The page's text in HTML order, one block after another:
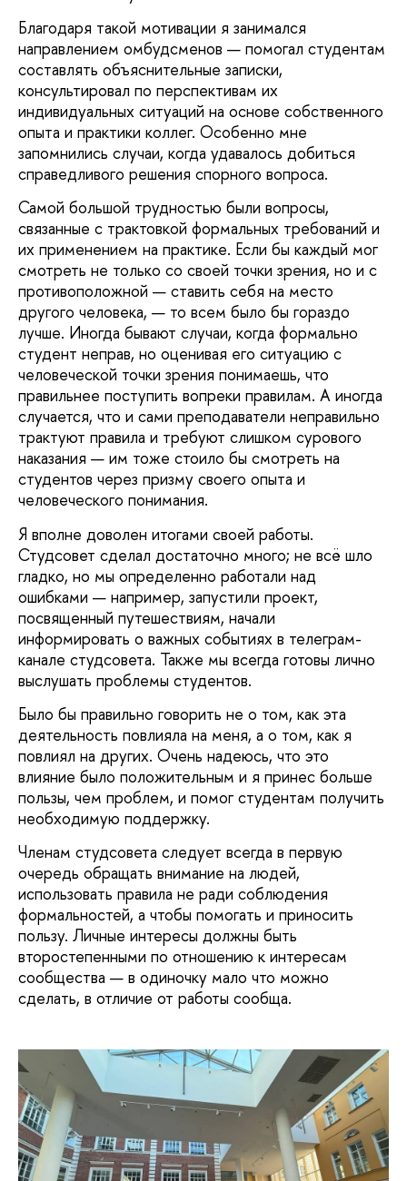
Благодаря такой мотивации я занимался
направлением омбудсменов — помогал студентам
составлять объяснительные записки,
консультировал по перспективам их
индивидуальных ситуаций на основе собственного
опыта и практики коллег. Особенно мне
запомнились случаи, когда удавалось добиться
справедливого решения спорного вопроса.
Самой большой трудностью были вопросы,
связанные с трактовкой формальных требований и
их применением на практике. Если бы каждый мог
смотреть не только со своей точки зрения, но и с
противоположной — ставить себя на место
другого человека, — то всем было бы гораздо
лучше. Иногда бывают случаи, когда формально
студент неправ, но оценивая его ситуацию с
человеческой точки зрения понимаешь, что
правильнее поступить вопреки правилам. А иногда
случается, что и сами преподаватели неправильно
трактуют правила и требуют слишком сурового
наказания — им тоже стоило бы смотреть на
студентов через призму своего опыта и
человеческого понимания.
Я вполне доволен итогами своей работы.
Студсовет сделал достаточно много; не всё шло
гладко, но мы определенно работали над
ошибками — например, запустили проект,
посвященный путешествиям, начали
информировать о важных событиях в телеграм-
канале студсовета. Также мы всегда готовы лично
выслушать проблемы студентов.
Было бы правильно говорить не о том, как эта
деятельность повлияла на меня, а о том, как я
повлиял на других. Очень надеюсь, что это
влияние было положительным и я принес больше
пользы, чем проблем, и помог студентам получить
необходимую поддержку.
Членам студсовета следует всегда в первую
очередь обращать внимание на людей,
использовать правила не ради соблюдения
формальностей, а чтобы помогать и приносить
пользу. Личные интересы должны быть
второстепенными по отношению к интересам
сообщества — в одиночку мало что можно
сделать, в отличие от работы сообща.